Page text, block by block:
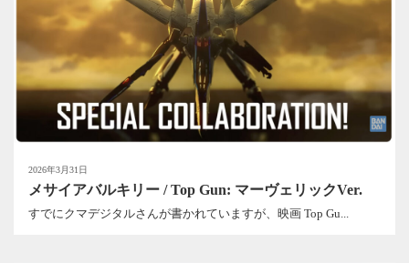
2026年3月31日
メサイアバルキリー / Top Gun: マーヴェリックVer.
すでにクマデジタルさんが書かれていますが、映画 Top Gu...